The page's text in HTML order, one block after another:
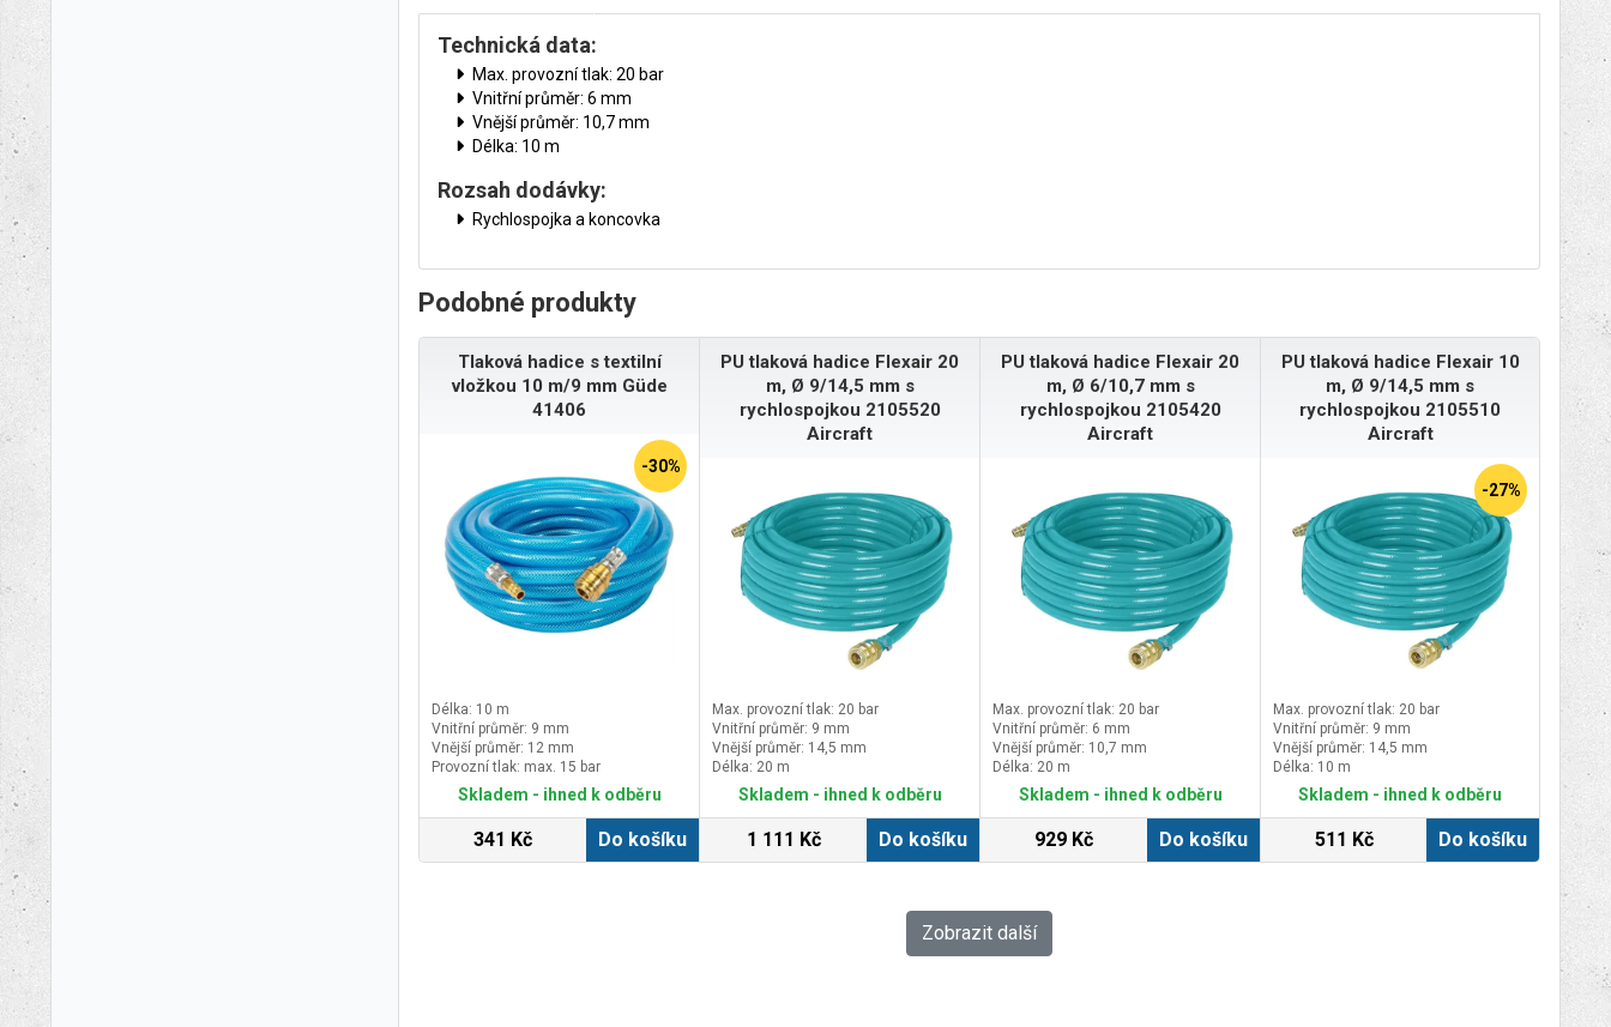
Technická data:
Max. provozní tlak: 20 bar
Vnitřní průměr: 6 mm
Vnější průměr: 10,7 mm
Délka: 10 m
Rozsah dodávky:
Rychlospojka a koncovka
Podobné produkty
Tlaková hadice s textilní
vložkou 10 m/9 mm Güde
41406
-30%
Délka: 10 m
Vnitřní průměr: 9 mm
Vnější průměr: 12 mm
Provozní tlak: max. 15 bar
Skladem - ihned k odběru
341 Kč Do košíku
PU tlaková hadice Flexair 20
m, Ø 9/14,5 mm s
rychlospojkou 2105520
Aircraft
Max. provozní tlak: 20 bar
Vnitřní průměr: 9 mm
Vnější průměr: 14,5 mm
Délka: 20 m
Skladem - ihned k odběru
1 111 Kč Do košíku
PU tlaková hadice Flexair 20
m, Ø 6/10,7 mm s
rychlospojkou 2105420
Aircraft
Max. provozní tlak: 20 bar
Vnitřní průměr: 6 mm
Vnější průměr: 10,7 mm
Délka: 20 m
Skladem - ihned k odběru
929 Kč Do košíku
PU tlaková hadice Flexair 10
m, Ø 9/14,5 mm s
rychlospojkou 2105510
Aircraft
-27%
Max. provozní tlak: 20 bar
Vnitřní průměr: 9 mm
Vnější průměr: 14,5 mm
Délka: 10 m
Skladem - ihned k odběru
511 Kč Do košíku
Zobrazit další